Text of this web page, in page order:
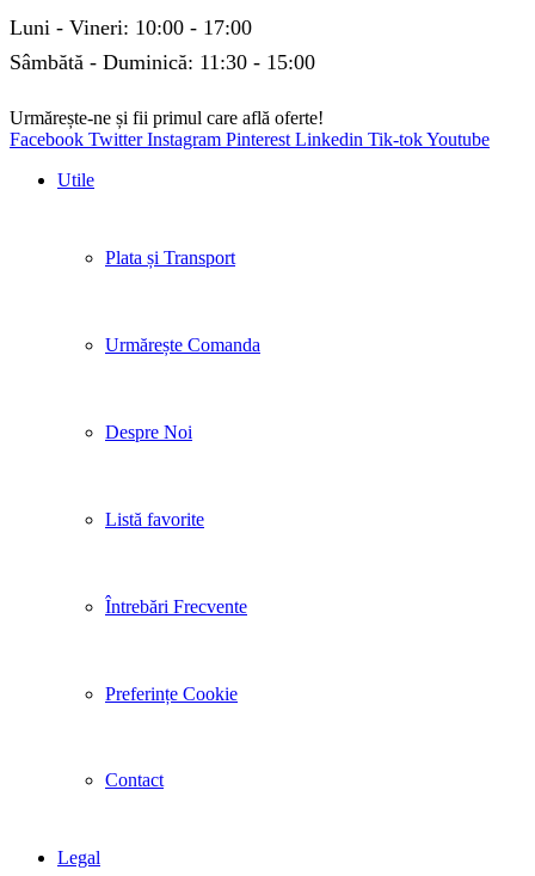
Luni - Vineri: 10:00 - 17:00
Sâmbătă - Duminică: 11:30 - 15:00
Urmărește-ne și fii primul care află oferte!
Facebook Twitter Instagram Pinterest Linkedin Tik-tokYoutube
Utile
Plata și Transport
Urmărește Comanda
Despre Noi
Listă favorite
Întrebări Frecvente
Preferințe Cookie
Contact
Legal